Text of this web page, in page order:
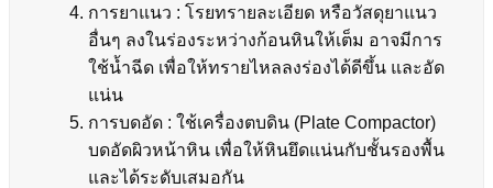
การยาแนว : โรยทรายละเอียด หรือวัสดุยาแนว
อื่นๆ ลงในร่องระหว่างก้อนหินให้เต็ม อาจมีการ
ใช้น้ำฉีด เพื่อให้ทรายไหลลงร่องได้ดีขึ้น และอัด
แน่น
การบดอัด : ใช้เครื่องตบดิน (Plate Compactor)
บดอัดผิวหน้าหิน เพื่อให้หินยึดแน่นกับชั้นรองพื้น
และได้ระดับเสมอกัน